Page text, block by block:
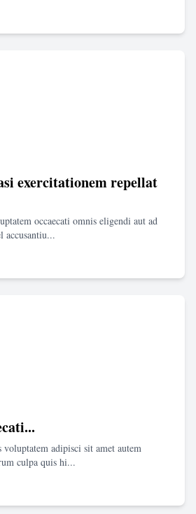
exercitationem repellat
occaecati omnis eligendi aut ad
accusantiu...
voluptatem adipisci sit amet autem
culpa quis hi...